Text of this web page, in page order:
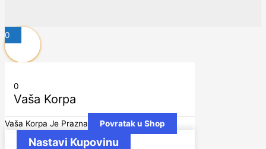
0
0
Vaša Korpa
Vaša Korpa Je Prazna Povratak u Shop
Nastavi Kupovinu